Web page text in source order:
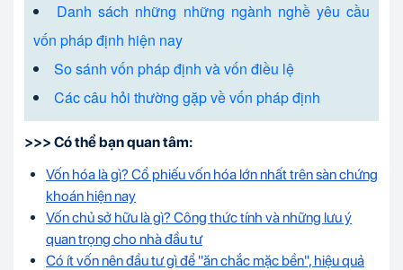
Danh sách những những ngành nghề yêu cầu
vốn pháp định hiện nay
So sánh vốn pháp định và vốn điều lệ
Các câu hỏi thường gặp về vốn pháp định
>>> Có thể bạn quan tâm:
Vốn hóa là gì? Cổ phiếu vốn hóa lớn nhất trên sàn chứng
khoán hiện nay
Vốn chủ sở hữu là gì? Công thức tính và những lưu ý
quan trọng cho nhà đầu tư
Có ít vốn nên đầu tư gì để "ăn chắc mặc bền", hiệu quả